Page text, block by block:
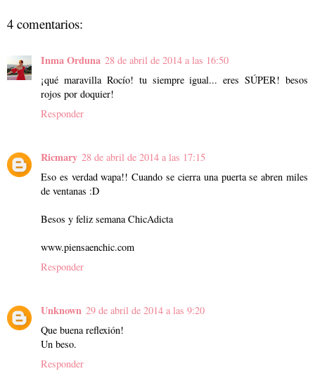
4 comentarios:
Inma Orduna 28 de abril de 2014 a las 16:50
¡qué maravilla Rocío! tu siempre igual... eres SÚPER! besos
rojos por doquier!
Responder
Ricmary 28 de abril de 2014 a las 17:15
Eso es verdad wapa!! Cuando se cierra una puerta se abren miles
de ventanas :D
Besos y feliz semana ChicAdicta
www.piensaenchic.com
Responder
Unknown 29 de abril de 2014 a las 9:20
Que buena reflexión!
Un beso.
Responder